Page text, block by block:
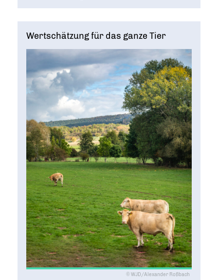
Wertschätzung für das ganze Tier
© WJD/Alexander Roßbach